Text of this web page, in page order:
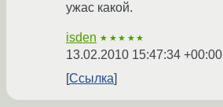
ужас какой.
isden ★★★★★
13.02.2010 15:47:34 +00:00
Ссылка